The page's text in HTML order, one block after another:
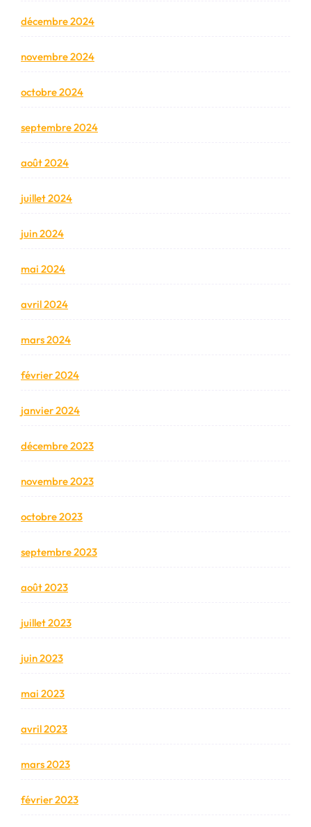
décembre 2024
novembre 2024
octobre 2024
septembre 2024
août 2024
juillet 2024
juin 2024
mai 2024
avril 2024
mars 2024
février 2024
janvier 2024
décembre 2023
novembre 2023
octobre 2023
septembre 2023
août 2023
juillet 2023
juin 2023
mai 2023
avril 2023
mars 2023
février 2023